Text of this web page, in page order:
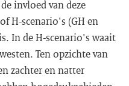
invloed van deze
H-scenario's (GH en
In de H-scenario's waait
Ten opzichte van
zachter en natter